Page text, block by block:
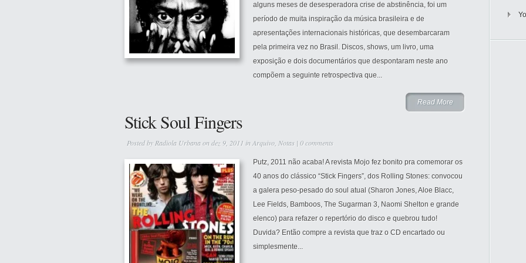
alguns meses de desesperadora crise de abstinência, foi um
período de muita inspiração da música brasileira e de
apresentações internacionais históricas, que desembarcaram
pela primeira vez no Brasil. Discos, shows, um livro, uma
exposição e dois documentários que despontaram neste ano
compõem a seguinte retrospectiva que...
Read More
Stick Soul Fingers
Posted by Radiola Urbanaon dez 9, 2011 inArquivo Notas | 0 comments
Putz, 2011 não acaba! A revista Mojo fez bonito pra comemorar os
40 anos do clássico “Stick Fingers”, dos Rolling Stones: convocou
a galera peso-pesado do soul atual (Sharon Jones, Aloe Blacc,
Lee Fields, Bamboos, The Sugarman 3, Naomi Shelton e grande
elenco) para refazer o repertório do disco e quebrou tudo!
Duvida? Então compre a revista que traz o CD encartado ou
simplesmente...